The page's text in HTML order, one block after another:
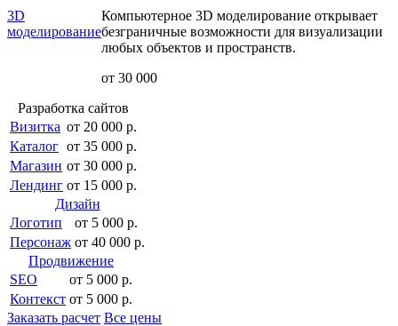
3D
моделирование
Компьютерное 3D моделирование открывает
безграничные возможности для визуализации
любых объектов и пространств.
от 30 000
Разработка сайтов
Визитка от 20 000 р.
Каталог от 35 000 р.
Магазин от 30 000 р.
Лендинг от 15 000 р.
Дизайн
Логотип
от 5 000 р.
Персонаж от 40 000 р.
Продвижение
SEO
от 5 000 р.
Контекст от 5 000 р.
Заказать расчет Все цены